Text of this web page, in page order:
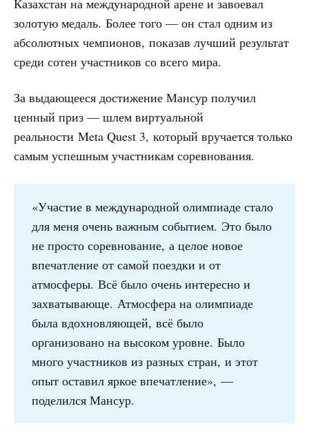
Казахстан на международной арене и завоевал
золотую медаль. Более того — он стал одним из
абсолютных чемпионов, показав лучший результат
среди сотен участников со всего мира.
За выдающееся достижение Мансур получил
ценный приз — шлем виртуальной
реальности Meta Quest 3, который вручается только
самым успешным участникам соревнования.
«Участие в международной олимпиаде стало
для меня очень важным событием. Это было
не просто соревнование, а целое новое
впечатление от самой поездки и от
атмосферы. Всё было очень интересно и
захватывающе. Атмосфера на олимпиаде
была вдохновляющей, всё было
организовано на высоком уровне. Было
много участников из разных стран, и этот
опыт оставил яркое впечатление», —
поделился Мансур.